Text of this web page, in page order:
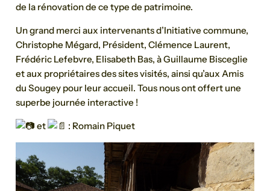
de la rénovation de ce type de patrimoine.
Un grand merci aux intervenants d’Initiative commune,
Christophe Mégard, Président, Clémence Laurent,
Frédéric Lefebvre, Elisabeth Bas, à Guillaume Bisceglie
et aux propriétaires des sites visités, ainsi qu’aux Amis
du Sougey pour leur accueil. Tous nous ont offert une
superbe journée interactive !
et : Romain Piquet